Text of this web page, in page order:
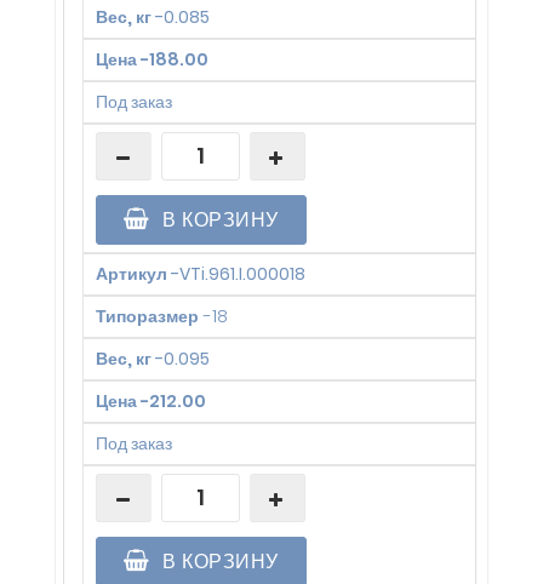
Вес, кг-0.085
Цена-188.00
Под заказ
В КОРЗИНУ
Артикул -VTi.961.I.000018
Типоразмер -18
Вес, кг-0.095
Цена-212.00
Под заказ
В КОРЗИНУ